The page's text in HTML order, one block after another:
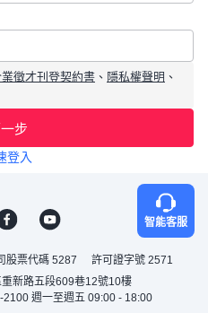
徵才刊登契約書 、 隱私權聲明 、
步
登入
智能客服
股票代碼 5287
許可證字號 2571
新路五段609巷12號10樓
週一至週五 09:00 - 18:00